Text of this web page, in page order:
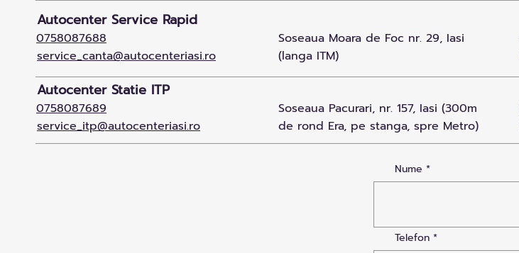
Autocenter Service Rapid
0758087688
service_canta@autocenteriasi.ro
Soseaua Moara de Foc nr. 29, Iasi
(langa ITM)
Autocenter Statie ITP
0758087689
service_itp@autocenteriasi.ro
Soseaua Pacurari, nr. 157, Iasi (300m
de rond Era, pe stanga, spre Metro)
Nume
Telefon